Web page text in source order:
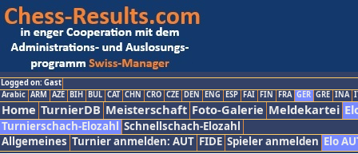
Logged on: Gast
Arabic ARM AZE BIH BUL CAT CHN CRO CZE DEN ENG ESP FAI FIN FRA GER GRE INA
Home TurnierDB Meisterschaft Foto-Galerie Meldekartei
Turnierschach-Elozahl Schnellschach-Elozahl
Allgemeines Turnier anmelden: AUT FIDE Spieler anmelden Elo